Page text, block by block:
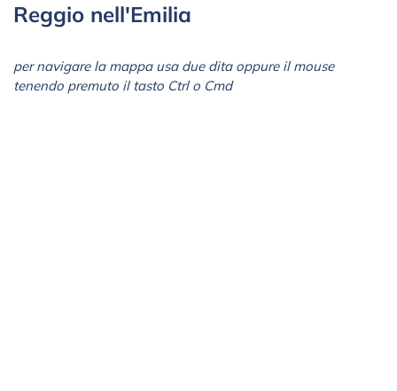
Reggio nell'Emilia
per navigare la mappa usa due dita oppure il mouse
tenendo premuto il tasto Ctrl o Cmd